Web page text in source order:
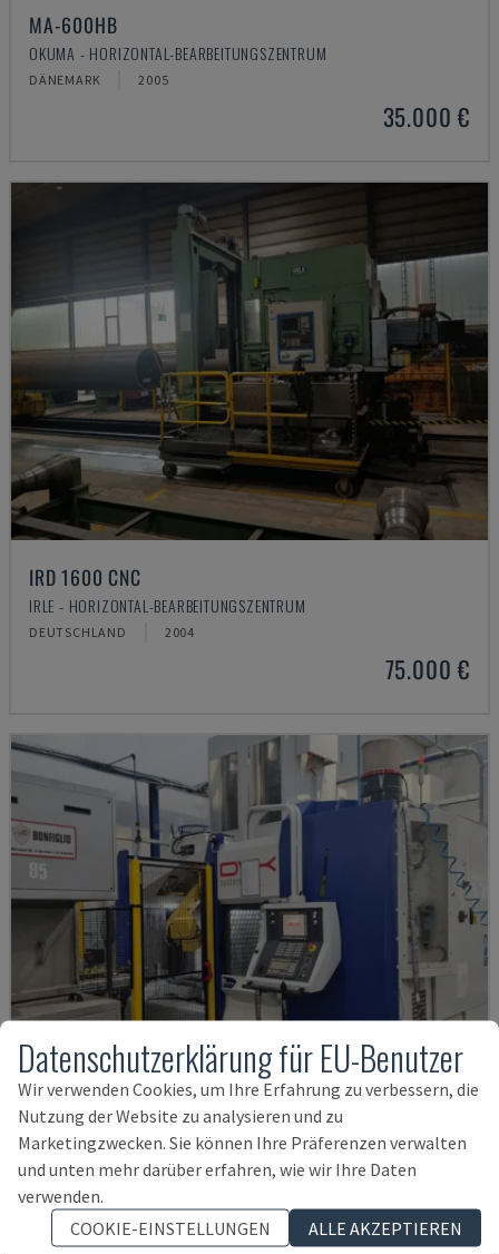
MA-600HB
OKUMA - HORIZONTAL-BEARBEITUNGSZENTRUM
DÄNEMARK 2005
35.000 €
IRD 1600 CNC
IRLE - HORIZONTAL-BEARBEITUNGSZENTRUM
DEUTSCHLAND 2004
75.000 €
SYSTEM MASTER
DVK - HORIZONTAL-BEARBEITUNGSZENTRUM
236.000 €
Datenschutzerklärung für EU-Benutzer
Wir verwenden Cookies, um Ihre Erfahrung zu verbessern, die
Nutzung der Website zu analysieren und zu
Marketingzwecken. Sie können Ihre Präferenzen verwalten
und unten mehr darüber erfahren, wie wir Ihre Daten
verwenden.
COOKIE-EINSTELLUNGEN
ALLE AKZEPTIEREN